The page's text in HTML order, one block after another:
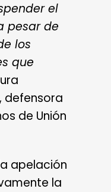
el
pesar de
los
que
defensora
de Unión
apelación
la